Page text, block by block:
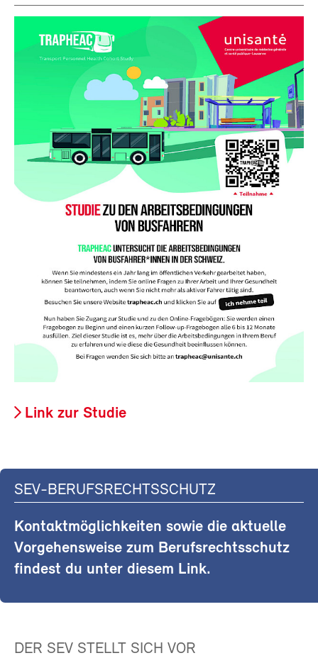
Link zur Studie
SEV-BERUFSRECHTSSCHUTZ
Kontaktmöglichkeiten sowie die aktuelle
Vorgehensweise zum Berufsrechtsschutz
findest du unter diesem Link.
DER SEV STELLT SICH VOR